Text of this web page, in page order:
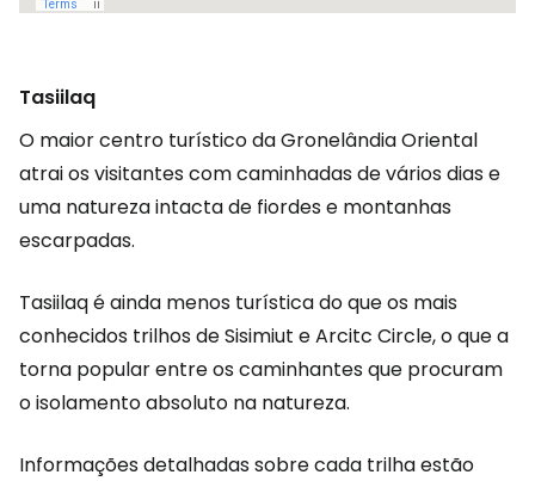
Tasiilaq
O maior centro turístico da Gronelândia Oriental
atrai os visitantes com caminhadas de vários dias e
uma natureza intacta de fiordes e montanhas
escarpadas.
Tasiilaq é ainda menos turística do que os mais
conhecidos trilhos de Sisimiut e Arcitc Circle, o que a
torna popular entre os caminhantes que procuram
o isolamento absoluto na natureza.
Informações detalhadas sobre cada trilha estão